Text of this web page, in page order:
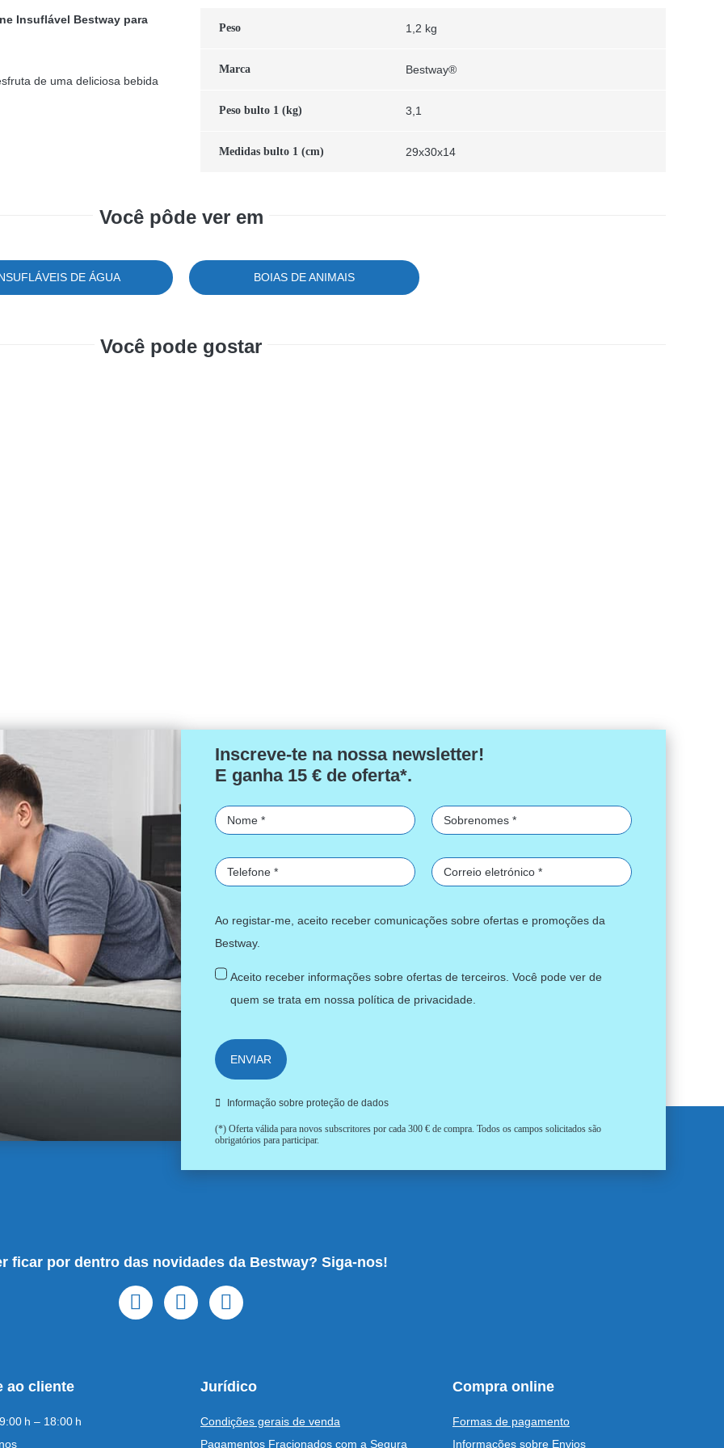
Insuflável Bestway para
de uma deliciosa bebida
Peso 1,2 kg
Marca Bestway®
Peso bulto 1 (kg) 3,1
Medidas bulto 1 (cm) 29x30x14
Você pôde ver em
DE ÁGUA BOIAS DE ANIMAIS
Você pode gostar
Inscreve-te na nossa newsletter!
E ganha 15 € de oferta*.
Ao registar-me, aceito receber comunicações sobre ofertas e promoções da
Bestway.
Aceito receber informações sobre ofertas de terceiros. Você pode ver de
quem se trata em nossa política de privacidade.
ENVIAR
Informação sobre proteção de dados
(*) Oferta válida para novos subscritores por cada 300 € de compra. Todos os campos solicitados são
obrigatórios para participar.
ficar por dentro das novidades da Bestway? Siga-nos!
ao cliente
h – 18:00 h
Jurídico
Condições gerais de venda
Pagamentos Fracionados com a Sequra
Compra online
Formas de pagamento
Informações sobre Envios